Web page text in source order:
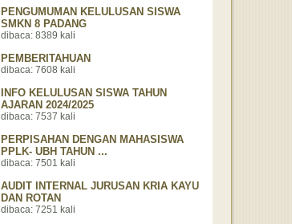
PENGUMUMAN KELULUSAN SISWA
SMKN 8 PADANG
dibaca: 8389 kali
PEMBERITAHUAN
dibaca: 7608 kali
INFO KELULUSAN SISWA TAHUN
AJARAN 2024/2025
dibaca: 7537 kali
PERPISAHAN DENGAN MAHASISWA
PPLK- UBH TAHUN ...
dibaca: 7501 kali
AUDIT INTERNAL JURUSAN KRIA KAYU
DAN ROTAN
dibaca: 7251 kali